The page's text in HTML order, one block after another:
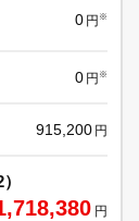
0 円 ※
0 円 ※
915,200 円
円